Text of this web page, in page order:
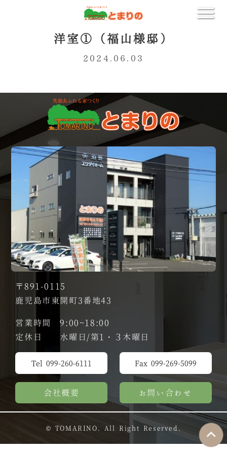
洋室①（福山様邸）
2024.06.03
〒891-0115
鹿児島市東開町3番地43
営業時間 9:00~18:00
定休日 水曜日/第1・３木曜日
Tel 099-260-6111 Fax 099-269-5099
会社概要 お問い合わせ
© TOMARINO. All Right Reserved.